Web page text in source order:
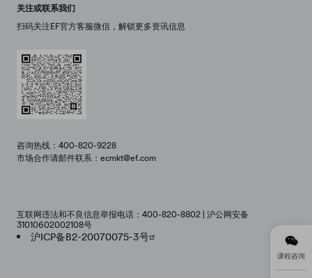
关注或联系我们
扫码关注EF官方客服微信，解锁更多资讯信息
咨询热线：400-820-9228
市场合作请邮件联系：ecmkt@ef.com
互联网违法和不良信息举报电话：400-820-8802 | 沪公网安备
31010602002108号
沪ICP备B2-20070075-3号
课程咨询